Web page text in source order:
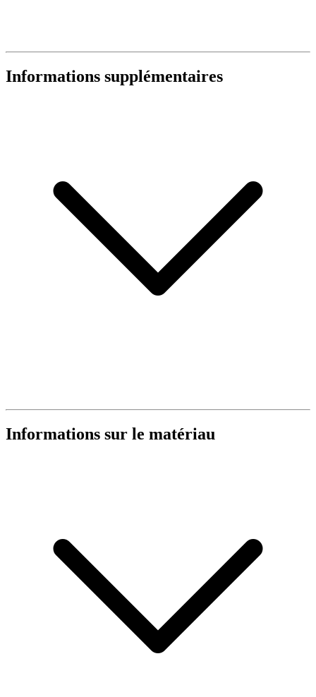
Informations supplémentaires
Informations sur le matériau